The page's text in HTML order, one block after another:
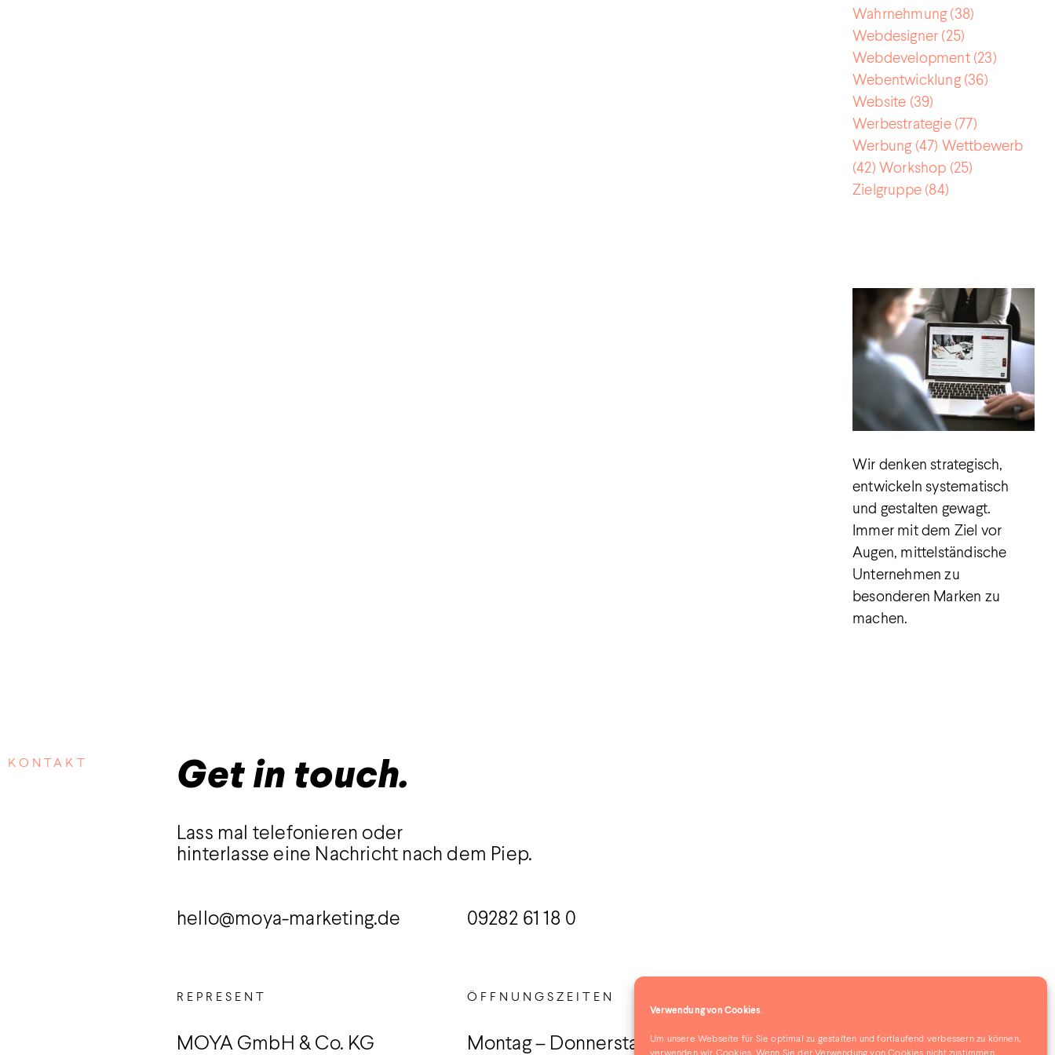
Verwendung von Cookies.
Um unsere Webseite für Sie optimal zu gestalten und fortlaufend verbessern zu können,
Wahrnehmung(38)
Webdesigner (25)
Webdevelopment(23)
Webentwicklung(36)
Website (39)
Werbestrategie(77)
Werbung(47) Wettbewerb
(42) Workshop (25)
Zielgruppe (84)
Wir denken strategisch,
entwickeln systematisch
und gestalten gewagt.
Immer mit dem Ziel vor
Augen, mittelständische
Unternehmen zu
besonderen Marken zu
machen.
KONTAKT Get in touch.
Lass mal telefonieren oder
hinterlasse eine Nachricht nach dem Piep.
hello@moya-marketing.de 09282 61 18 0
REPRESENT
MOYA GmbH & Co. KG
ÖFFNUNGSZEITEN
Montag – Donnerstag